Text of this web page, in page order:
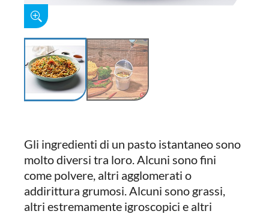
Gli ingredienti di un pasto istantaneo sono
molto diversi tra loro. Alcuni sono fini
come polvere, altri agglomerati o
addirittura grumosi. Alcuni sono grassi,
altri estremamente igroscopici e altri